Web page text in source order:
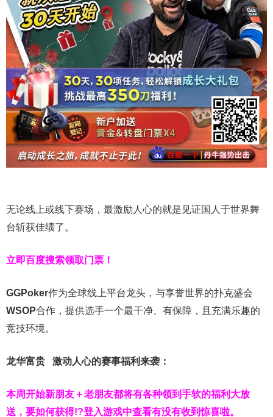
无论线上或线下赛场，最激励人心的就是见证国人于世界舞
台斩获佳绩了。
立即百度搜索领取门票！
GGPoker作为全球线上平台龙头，与享誉世界的扑克盛会
WSOP合作，提供选手一个最干净、有保障，且充满乐趣的
竞技环境。
龙华富贵 激动人心的赛事福利来袭：
本周开始新朋友＋老朋友都将有各种领到手软的福利大放
送，要如何获得!?登入游戏中查看有没有收到惊喜啦。